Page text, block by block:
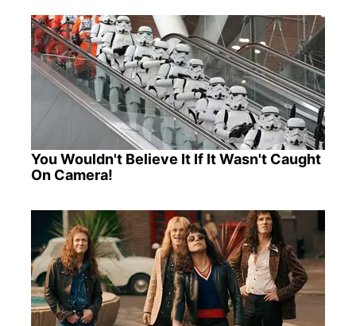
You Wouldn't Believe It If It Wasn't Caught
On Camera!